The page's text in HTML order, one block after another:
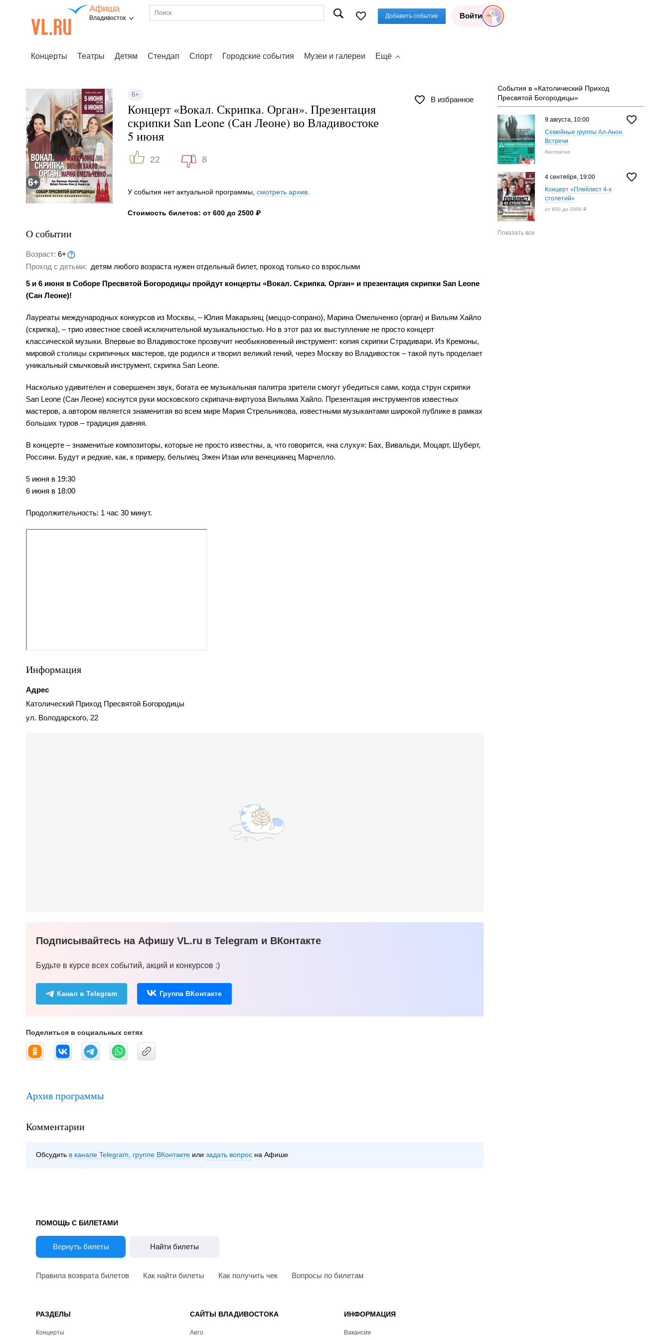
Афиша
Владивосток Добавить событие Войти
Концерты Театры Детям Стендап Спорт Городские события Музеи и галереи Ещё
6+
В избранное
Концерт «Вокал. Скрипка. Орган». Презентация
скрипки San Leone (Сан Леоне) во Владивостоке
5 июня
22 8
У события нет актуальной программы, смотреть архив
Стоимость билетов: от 600 до 2500 ₽
О событии
Возраст: 6+
Проход с детьми: детям любого возраста нужен отдельный билет, проход только со взрослыми
5 и 6 июня в Соборе Пресвятой Богородицы пройдут концерты «Вокал. Скрипка. Орган» и презентация скрипки San Leone
(Сан Леоне)!
Лауреаты международных конкурсов из Москвы, – Юлия Макарьянц (меццо-сопрано), Марина Омельченко (орган) и Вильям Хайло
(скрипка), – трио известное своей исключительной музыкальностью. Но в этот раз их выступление не просто концерт
классической музыки. Впервые во Владивостоке прозвучит необыкновенный инструмент: копия скрипки Страдивари. Из Кремоны,
мировой столицы скрипичных мастеров, где родился и творил великий гений, через Москву во Владивосток – такой путь проделает
уникальный смычковый инструмент, скрипка San Leone.
Насколько удивителен и совершенен звук, богата ее музыкальная палитра зрители смогут убедиться сами, когда струн скрипки
San Leone (Сан Леоне) коснутся руки московского скрипача-виртуоза Вильяма Хайло. Презентация инструментов известных
мастеров, а автором является знаменитая во всем мире Мария Стрельникова, известными музыкантами широкой публике в рамках
больших туров – традиция давняя.
В концерте – знаменитые композиторы, которые не просто известны, а, что говорится, «на слуху»: Бах, Вивальди, Моцарт, Шуберт,
Россини. Будут и редкие, как, к примеру, бельгиец Эжен Изаи или венецианец Марчелло.
5 июня в 19:30
6 июня в 18:00
Продолжительность: 1 час 30 минут.
Информация
Адрес
Католический Приход Пресвятой Богородицы
ул. Володарского, 22
Подписывайтесь на Афишу VL.ru в Telegram и ВКонтакте
Будьте в курсе всех событий, акций и конкурсов :)
Канал в Telegram Группа ВКонтакте
Поделиться в социальных сетях
Архив программы
Комментарии
Обсудить в канале Telegram группе ВКонтакте задать вопрос на Афише
События в «Католический Приход
Пресвятой Богородицы»
9 августа, 10:00
Семейные группы Ал-Анон.
Встречи
бесплатно
4 сентября, 19:00
Концерт «Плейлист 4-х
столетий»
от 600 до 2000 ₽
Показать все
ПОМОЩЬ С БИЛЕТАМИ
Вернуть билеты Найти билеты
Правила возврата билетов Как найти билеты Как получить чек Вопросы по билетам
РАЗДЕЛЫ
Концерты
САЙТЫ ВЛАДИВОСТОКА
Авто
ИНФОРМАЦИЯ
Вакансии